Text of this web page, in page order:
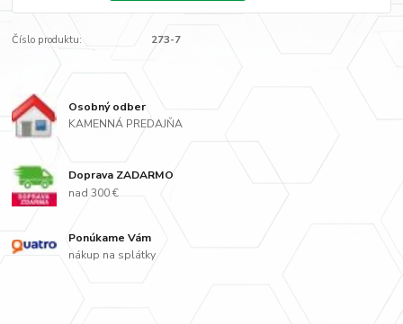
Číslo produktu: 273-7
Osobný odber
KAMENNÁ PREDAJŇA
Doprava ZADARMO
nad 300 €
Ponúkame Vám
nákup na splátky